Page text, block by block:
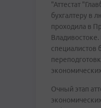
"Аттестат
бухгалтеру в
проходила в
Очный этап